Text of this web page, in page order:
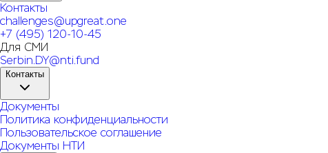
Контакты
challenges@upgreat.one
+7 (495) 120-10-45
Для СМИ
Serbin.DY@nti.fund
Контакты
Документы
Политика конфиденциальности
Пользовательское соглашение
Документы НТИ